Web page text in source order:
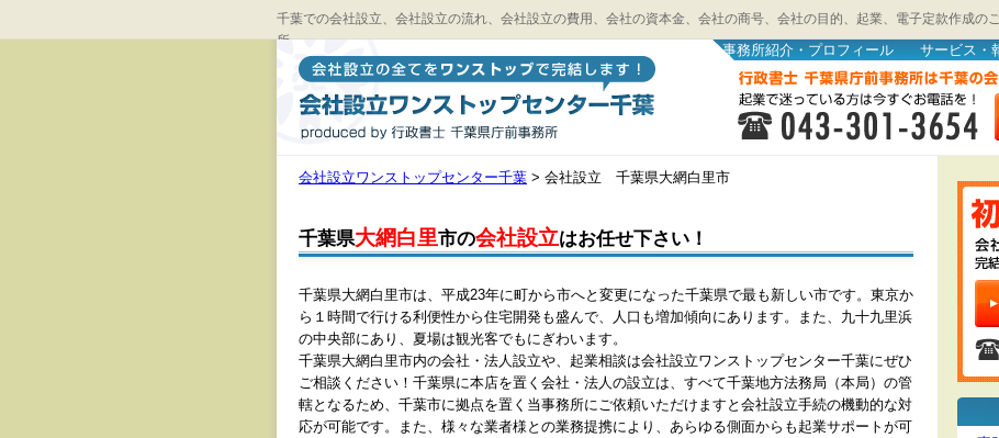
千葉での会社設立、会社設立の流れ、会社設立の費用、会社の資本金、会社の商号、会社の目的、起業、電子定款作成
所
事務所紹介・プロフィール サービス・
会社設立ワンストップセンター千葉 > 会社設立 千葉県大網白里市
千葉県大網白里市の会社設立はお任せ下さい！
千葉県大網白里市は、平成23年に町から市へと変更になった千葉県で最も新しい市です。東京か
ら１時間で行ける利便性から住宅開発も盛んで、人口も増加傾向にあります。また、九十九里浜
の中央部にあり、夏場は観光客でもにぎわいます。
千葉県大網白里市内の会社・法人設立や、起業相談は会社設立ワンストップセンター千葉にぜひ
ご相談ください！千葉県に本店を置く会社・法人の設立は、すべて千葉地方法務局（本局）の管
轄となるため、千葉市に拠点を置く当事務所にご依頼いただけますと会社設立手続の機動的な対
応が可能です。また、様々な業者様との業務提携により、あらゆる側面からも起業サポートが可